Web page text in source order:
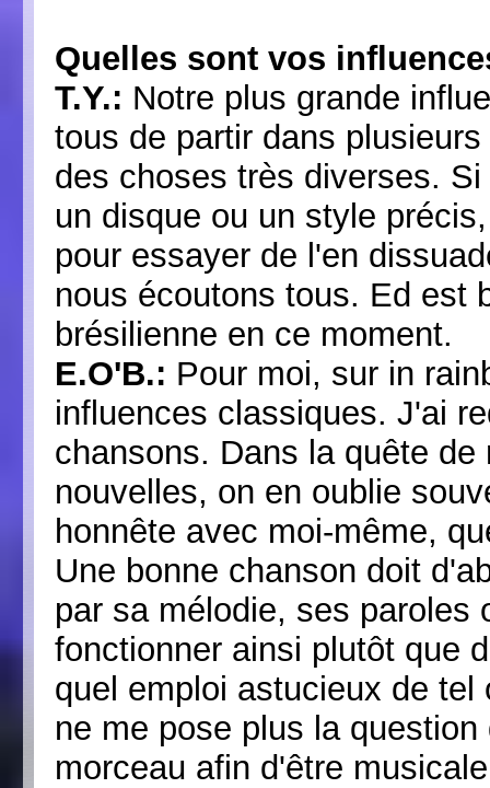
Quelles sont vos
T.Y.: Notre plus grande
tous de partir dans
des choses très diverses.
un disque ou un style
pour essayer de l'en
nous écoutons tous. Ed est
brésilienne en ce moment.
E.O'B.: Pour moi, sur in
influences classiques. J'ai
chansons. Dans la quête
nouvelles, on en oublie
honnête avec moi-même,
Une bonne chanson doit
par sa mélodie, ses paroles
fonctionner ainsi plutôt que
quel emploi astucieux de
ne me pose plus la
morceau afin d'être